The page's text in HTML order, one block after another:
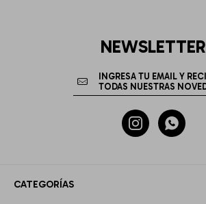
CATEGORÍAS
NEWSLETTER
 